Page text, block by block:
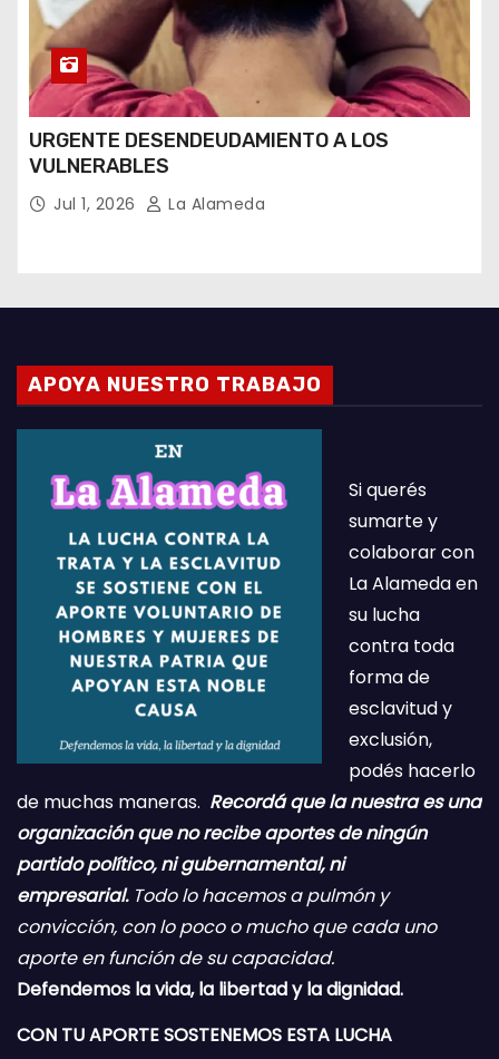
URGENTE DESENDEUDAMIENTO A LOS
VULNERABLES
Jul 1, 2026 La Alameda
APOYA NUESTRO TRABAJO
Si querés
sumarte y
colaborar con
La Alameda en
su lucha
contra toda
forma de
esclavitud y
exclusión,
podés hacerlo
de muchas maneras. Recordá que la nuestra es una
organización que no recibe aportes de ningún
partido político, ni gubernamental, ni
empresarial.Todo lo hacemos a pulmón y
convicción, con lo poco o mucho que cada uno
aporte en función de su capacidad.
Defendemos la vida, la libertad y la dignidad.
CON TU APORTE SOSTENEMOS ESTA LUCHA